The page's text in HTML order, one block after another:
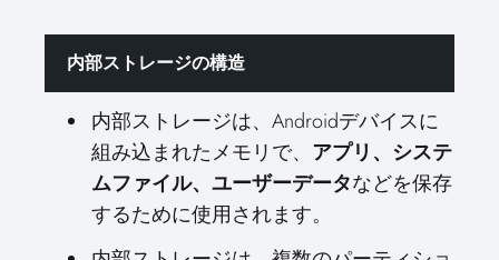
内部ストレージの構造
内部ストレージは、Androidデバイスに
組み込まれたメモリで、 アプリ、システ
ムファイル、ユーザーデータなどを保存
するために使用されます。